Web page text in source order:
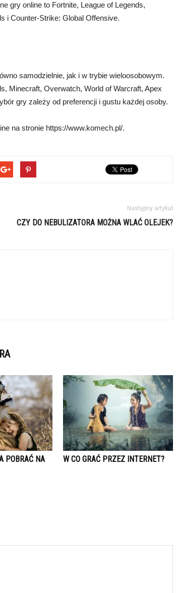
gry online to Fortnite, League of Legends,
i Counter-Strike: Global Offensive.
samodzielnie, jak i w trybie wieloosobowym.
Minecraft, Overwatch, World of Warcraft, Apex
gry zależy od preferencji i gustu każdej osoby.
na stronie https://www.komech.pl/.
Następny artykuł
CZY DO NEBULIZATORA MOŻNA WLAĆ OLEJEK?
POBRAĆ NA
W CO GRAĆ PRZEZ INTERNET?